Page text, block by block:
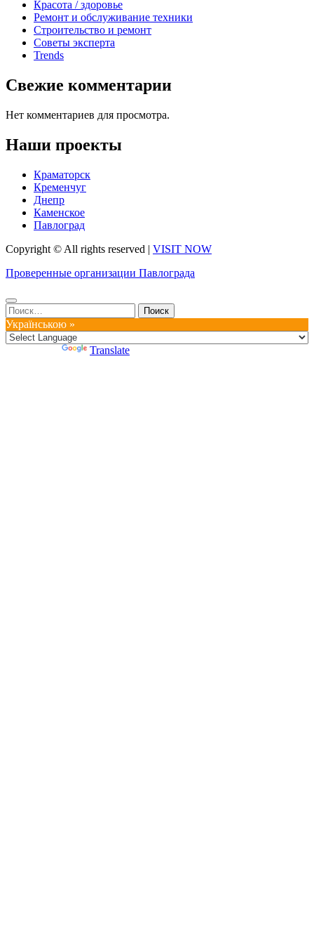
Красота / здоровье
Ремонт и обслуживание техники
Строительство и ремонт
Советы эксперта
Trends
Свежие комментарии
Нет комментариев для просмотра.
Наши проекты
Краматорск
Кременчуг
Днепр
Каменское
Павлоград
Copyright © All rights reserved | VISIT NOW
Проверенные организации Павлограда
Найти:
Українською »
Translate